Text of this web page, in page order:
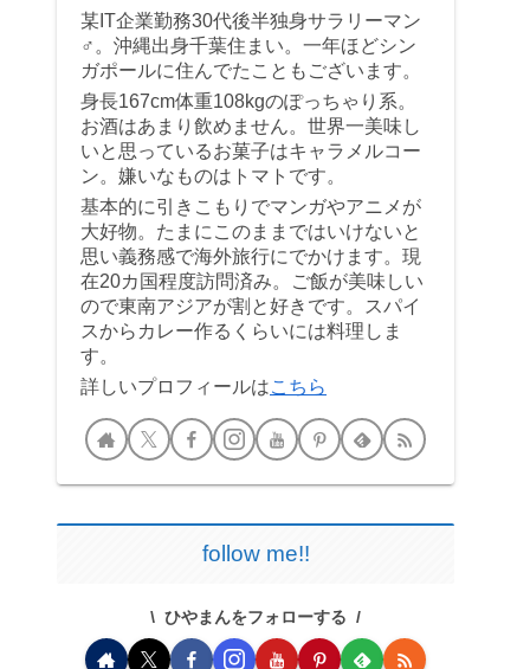
某IT企業勤務30代後半独身サラリーマン
♂。沖縄出身千葉住まい。一年ほどシン
ガポールに住んでたこともございます。
身長167cm体重108kgのぽっちゃり系。
お酒はあまり飲めません。世界一美味し
いと思っているお菓子はキャラメルコー
ン。嫌いなものはトマトです。
基本的に引きこもりでマンガやアニメが
大好物。たまにこのままではいけないと
思い義務感で海外旅行にでかけます。現
在20カ国程度訪問済み。ご飯が美味しい
ので東南アジアが割と好きです。スパイ
スからカレー作るくらいには料理しま
す。
詳しいプロフィールはこちら
follow me!!
ひやまんをフォローする